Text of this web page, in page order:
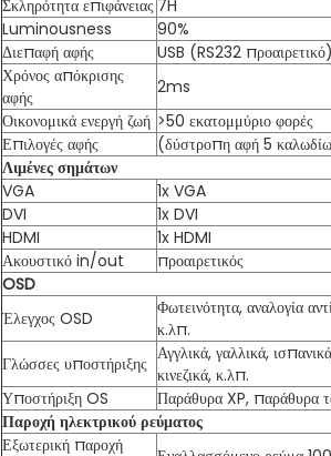
Σκληρότητα επιφάνειας 7H
Luminousness
90%
Διεπαφή αφής
USB (RS232 προαιρετικό)
Χρόνος απόκρισης
αφής
2ms
Οικονομικά ενεργή ζωή >50 εκατομμύριο φορές
Επιλογές αφής
(δύστροπη αφή 5
Λιμένες σημάτων
VGA
1x VGA
DVI
1x DVI
HDMI
1x HDMI
Ακουστικό in/out
προαιρετικός
OSD
Έλεγχος OSD
Φωτεινότητα, αναλογία
κ.λπ.
Γλώσσες υποστήριξης Αγγλικά, γαλλικά,
κινεζικά, κ.λπ.
Υποστήριξη OS
Παράθυρα XP,
Παροχή ηλεκτρικού ρεύματος
Εξωτερική παροχή